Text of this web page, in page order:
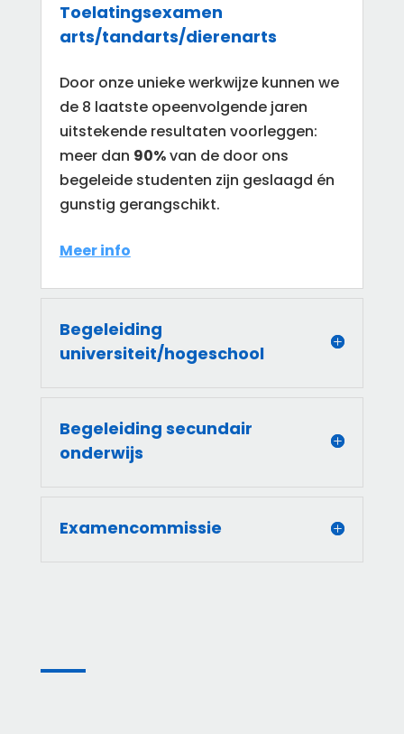
Toelatingsexamen
arts/tandarts/dierenarts
Door onze unieke werkwijze kunnen we
de 8 laatste opeenvolgende jaren
uitstekende resultaten voorleggen:
meer dan 90%van de door ons
begeleide studenten zijn geslaagd én
gunstig gerangschikt.
Meer info
Begeleiding
universiteit/hogeschool
Begeleiding secundair
onderwijs
Examencommissie